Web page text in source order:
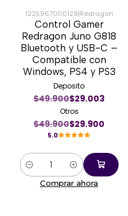
-40%
1225967000129|Redragon
Control Gamer
Redragon Juno G818
Bluetooth y USB-C –
Compatible con
Windows, PS4 y PS3
Deposito
$49.900$29.003
Otros
$49.900$29.900
5.0
Cantidad
Comprar ahora